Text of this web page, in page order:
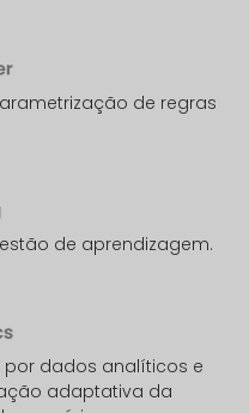
de regras
de aprendizagem.
por dados analíticos e
adaptativa da